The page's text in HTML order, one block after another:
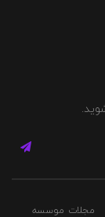
مجلات موسسه